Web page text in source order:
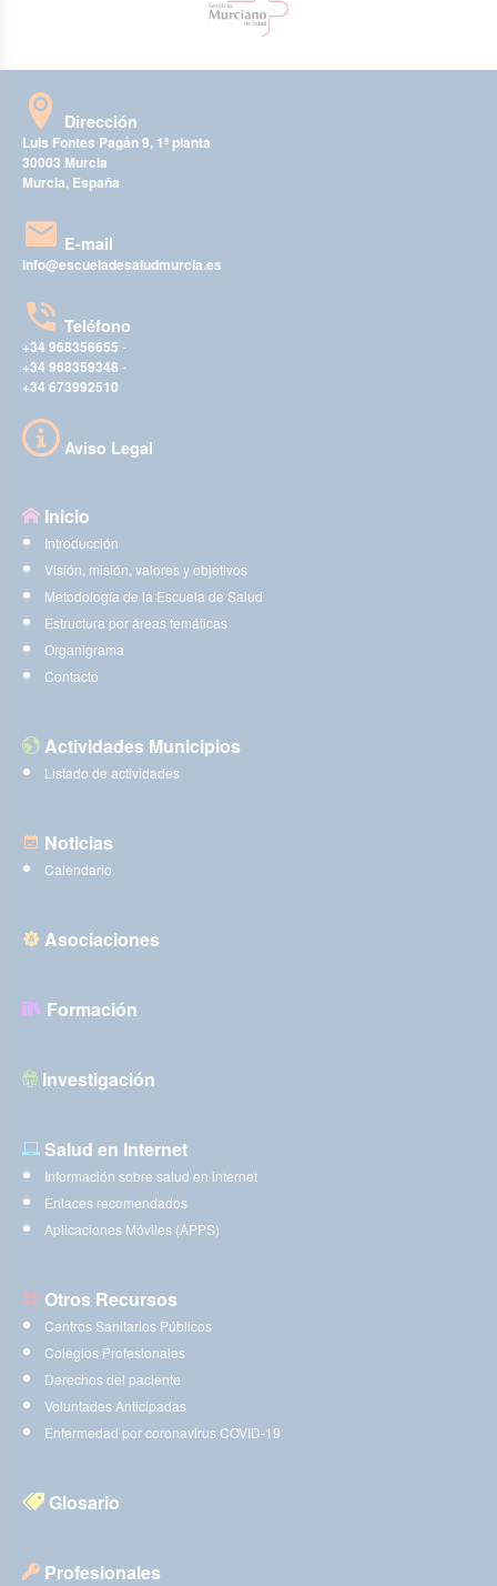
Dirección
Luis Fontes Pagán 9, 1ª planta
30003 Murcia
Murcia, España
E-mail
info@escueladesaludmurcia.es
Teléfono
+34 968356655 -
+34 968359348 -
+34 673992510
Aviso Legal
Inicio
Introducción
Visión, misión, valores y objetivos
Metodología de la Escuela de Salud
Estructura por áreas temáticas
Organigrama
Contacto
Actividades Municipios
Listado de actividades
Noticias
Calendario
Asociaciones
Formación
Investigación
Salud en Internet
Información sobre salud en internet
Enlaces recomendados
Aplicaciones Móviles (APPS)
Otros Recursos
Centros Sanitarios Públicos
Colegios Profesionales
Derechos del paciente
Voluntades Anticipadas
Enfermedad por coronavirus COVID-19
Glosario
Profesionales